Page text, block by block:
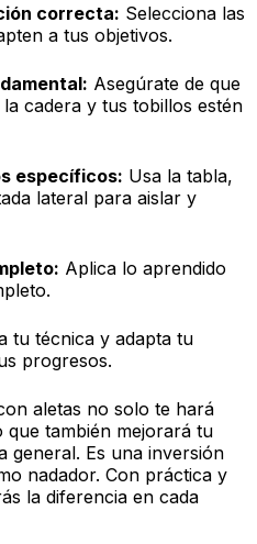
correcta: Selecciona las
a tus objetivos.
Asegúrate de que
cadera y tus tobillos estén
específicos: Usa la tabla,
lateral para aislar y
Aplica lo aprendido
tu técnica y adapta tu
progresos.
aletas no solo te hará
que también mejorará tu
general. Es una inversión
nadador. Con práctica y
la diferencia en cada